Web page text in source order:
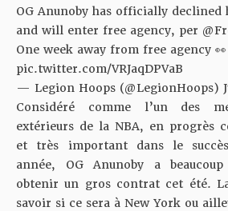
OG Anunoby has officially
and will enter free agency, per
One week away from free agency 👀
pic.twitter.com/VRJaqDPVaB
— Legion Hoops (@LegionHoops)
Considéré comme l’un des
extérieurs de la NBA, en progrès
et très important dans le
année, OG Anunoby a
obtenir un gros contrat cet été.
savoir si ce sera à New York ou